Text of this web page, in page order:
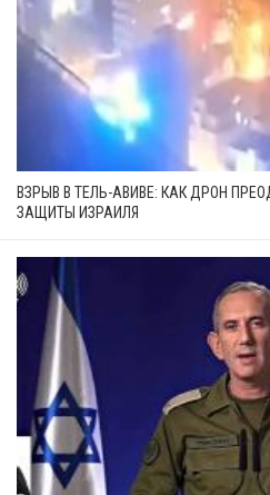
ВЗРЫВ В ТЕЛЬ-АВИВЕ: КАК ДРОН
ЗАЩИТЫ ИЗРАИЛЯ